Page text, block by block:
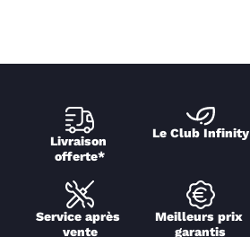
Livraison
offerte*
Le Club Infinity
Service après
vente
Meilleurs prix
garantis